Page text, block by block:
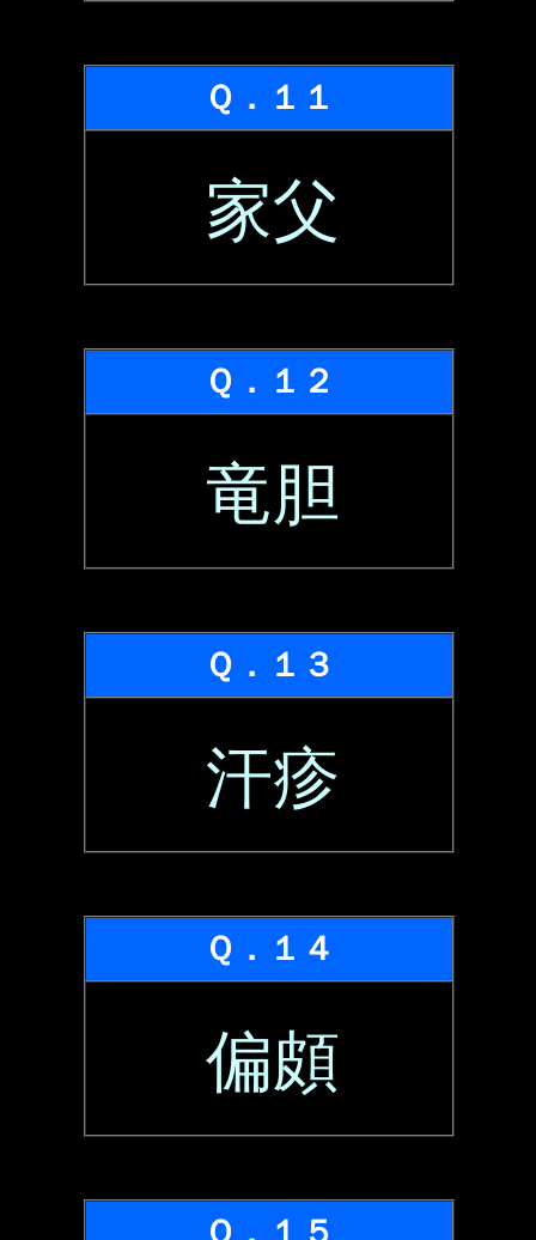
Ｑ．１１
家父
Ｑ．１２
竜胆
Ｑ．１３
汗疹
Ｑ．１４
偏頗